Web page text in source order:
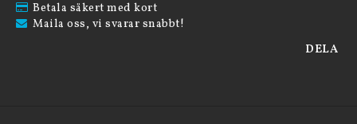
Betala säkert med kort
Maila oss, vi svarar snabbt!
DELA